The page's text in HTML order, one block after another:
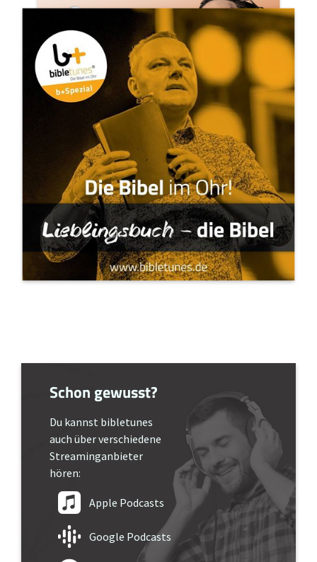
Schon gewusst?
Du kannst bibletunes
auch über verschiedene
Streaminganbieter
hören:
Apple Podcasts
Google Podcasts